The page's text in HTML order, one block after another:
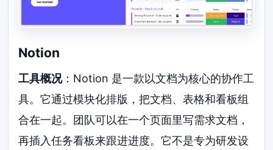
Notion
工具概况：Notion 是一款以文档为核心的协作工
具。它通过模块化排版，把文档、表格和看板组
合在一起。团队可以在一个页面里写需求文档，
再插入任务看板来跟进进度。它不是专为研发设